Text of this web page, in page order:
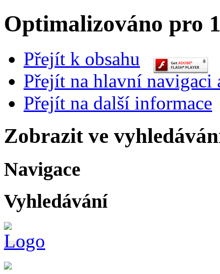
Optimalizováno pro
Přejít k obsahu
Přejít na hlavní navigaci
Přejít na další informace
Zobrazit ve
Navigace
Vyhledávání